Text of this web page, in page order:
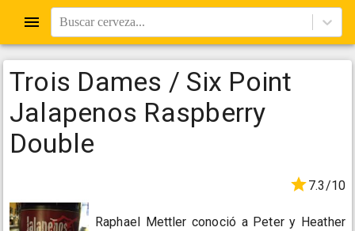
Buscar cerveza...
Trois Dames / Six Point
Jalapenos Raspberry
Double
7.3/10
Raphael Mettler conoció a Peter y Heather